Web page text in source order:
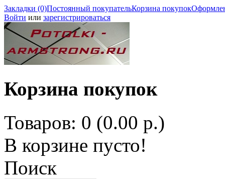
Закладки (0)Постоянный покупательКорзина покупок
Войти или зарегистрироваться
Корзина покупок
Товаров: 0 (0.00 р.)
В корзине пусто!
Поиск